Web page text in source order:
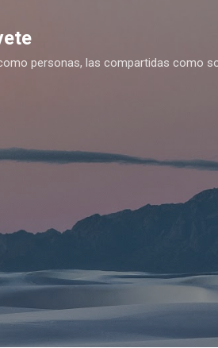
personas, las compartidas como